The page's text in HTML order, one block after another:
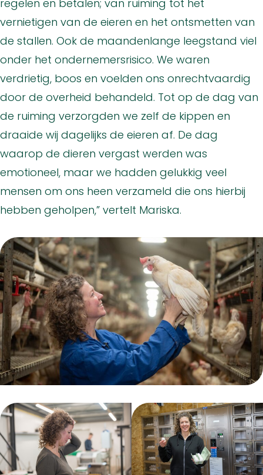
regelen en betalen; van ruiming tot het
vernietigen van de eieren en het ontsmetten van
de stallen. Ook de maandenlange leegstand viel
onder het ondernemersrisico. We waren
verdrietig, boos en voelden ons onrechtvaardig
door de overheid behandeld. Tot op de dag van
de ruiming verzorgden we zelf de kippen en
draaide wij dagelijks de eieren af. De dag
waarop de dieren vergast werden was
emotioneel, maar we hadden gelukkig veel
mensen om ons heen verzameld die ons hierbij
hebben geholpen,” vertelt Mariska.